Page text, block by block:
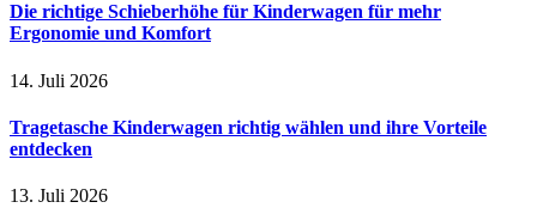
Die richtige Schieberhöhe für Kinderwagen für mehr
Ergonomie und Komfort
14. Juli 2026
Tragetasche Kinderwagen richtig wählen und ihre Vorteile
entdecken
13. Juli 2026